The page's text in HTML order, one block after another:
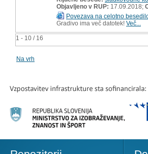
1 - 10 / 16
Objavljeno v RUP: 17.09.2018;
Povezava na celotno
Gradivo ima več datotek! Več...
Na vrh